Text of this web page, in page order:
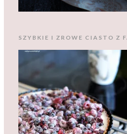
SZYBKIE I ZROWE CIASTO Z